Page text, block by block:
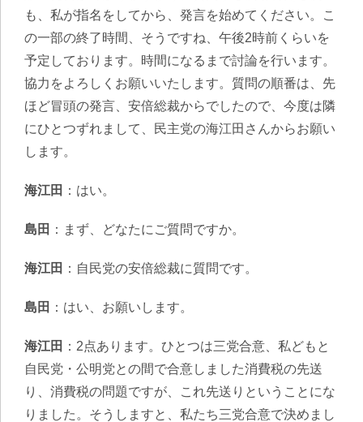
も、私が指名をしてから、発言を始めてください。こ
の一部の終了時間、そうですね、午後2時前くらいを
予定しております。時間になるまで討論を行います。
協力をよろしくお願いいたします。質問の順番は、先
ほど冒頭の発言、安倍総裁からでしたので、今度は隣
にひとつずれまして、民主党の海江田さんからお願い
します。
海江田 ：はい。
島田 ：まず、どなたにご質問ですか。
海江田 ：自民党の安倍総裁に質問です。
島田 ：はい、お願いします。
海江田 ：2点あります。ひとつは三党合意、私どもと
自民党・公明党との間で合意しました消費税の先送
り、消費税の問題ですが、これ先送りということにな
りました。そうしますと、私たち三党合意で決めまし